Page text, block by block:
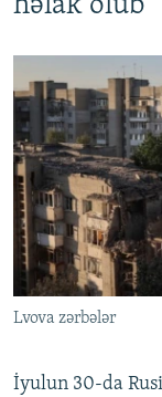
həlak olub
Lvova zərbələr
İyulun 30-da